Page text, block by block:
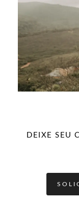
DEIXE SEU